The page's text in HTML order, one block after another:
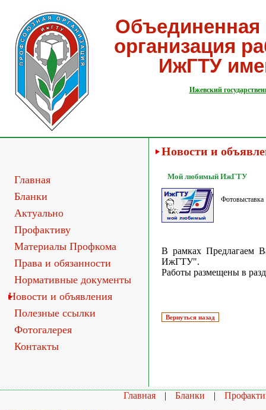
организация
ИжГТУ
Ижевский
Главная
Бланки
Актуально
Профактиву
Материалы Профкома
Права и обязанности
Нормативные документы
Новости и объявления
Полезные ссылки
Фотогалерея
Контакты
Новости и
Мой любимый ИжГТУ
Фотовыставка
В рамках Предлагаем
ИжГТУ".
Работы размещены в
Главная | Бланки |